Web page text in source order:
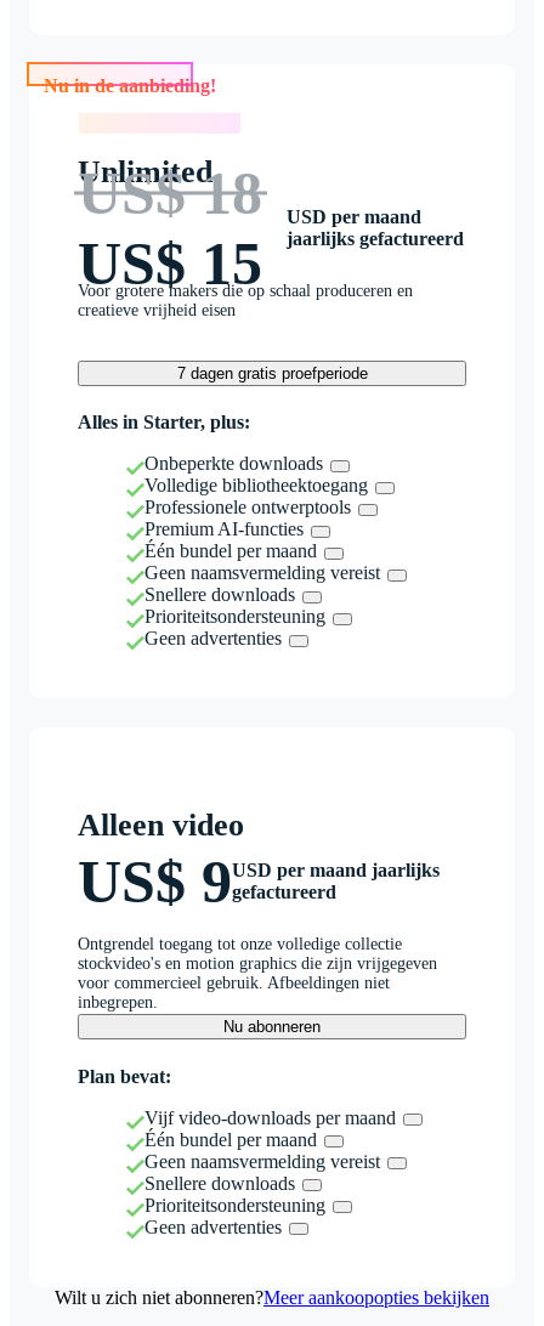
Nu in de aanbieding!
Unlimited
US$ 18
US$ 15
USD per maand
jaarlijks gefactureerd
Voor grotere makers die op schaal produceren en
creatieve vrijheid eisen
7 dagen gratis proefperiode
Alles in Starter, plus:
Onbeperkte downloads
Volledige bibliotheektoegang
Professionele ontwerptools
Premium AI-functies
Één bundel per maand
Geen naamsvermelding vereist
Snellere downloads
Prioriteitsondersteuning
Geen advertenties
Alleen video
US$ 9USD per maand jaarlijks
gefactureerd
Ontgrendel toegang tot onze volledige collectie
stockvideo's en motion graphics die zijn vrijgegeven
voor commercieel gebruik. Afbeeldingen niet
inbegrepen.
Nu abonneren
Plan bevat:
Vijf video-downloads per maand
Één bundel per maand
Geen naamsvermelding vereist
Snellere downloads
Prioriteitsondersteuning
Geen advertenties
Wilt u zich niet abonneren?Meer aankoopopties bekijken